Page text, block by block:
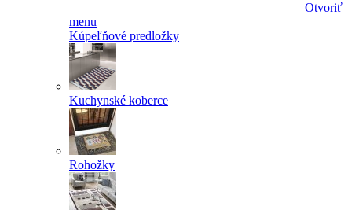
Otvoriť
menu
Kúpeľňové predložky
Kuchynské koberce
Rohožky